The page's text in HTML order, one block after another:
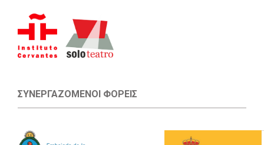
ΣΥΝΕΡΓΑΖΌΜΕΝΟΙ ΦΟΡΕΊΣ